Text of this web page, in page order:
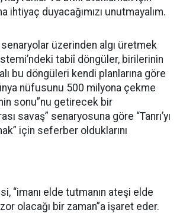
ihtiyaç duyacağımızı unutmayalım.
üzerinden algı üretmek
tabiî döngüler, birilerinin
bu döngüleri kendi planlarına göre
nüfusunu 500 milyona çekme
sonu”nu getirecek bir
savaş” senaryosuna göre “Tanrı’yı
için seferber olduklarını
“imanı elde tutmanın ateşi elde
olacağı bir zaman”a işaret eder.